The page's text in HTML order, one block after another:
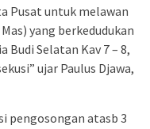
Pusat untuk melawan
yang berkedudukan
Budi Selatan Kav 7 – 8,
ujar Paulus Djawa,
pengosongan atasb 3